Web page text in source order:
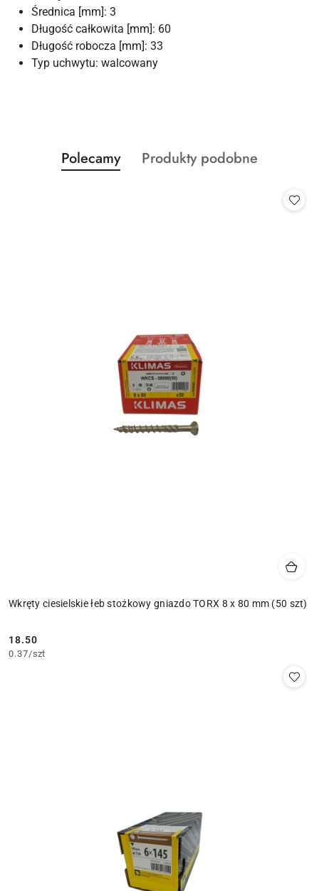
Średnica [mm]: 3
Długość całkowita [mm]: 60
Długość robocza [mm]: 33
Typ uchwytu: walcowany
Pomiń karuzelę produktów
Produkty
o
Polecamy
Produkty
Produkty podobne
Wkręty ciesielskie łeb stożkowy gniazdo TORX 8 x 80 mm (50 szt)
Cena:
18.50
0.37/szt